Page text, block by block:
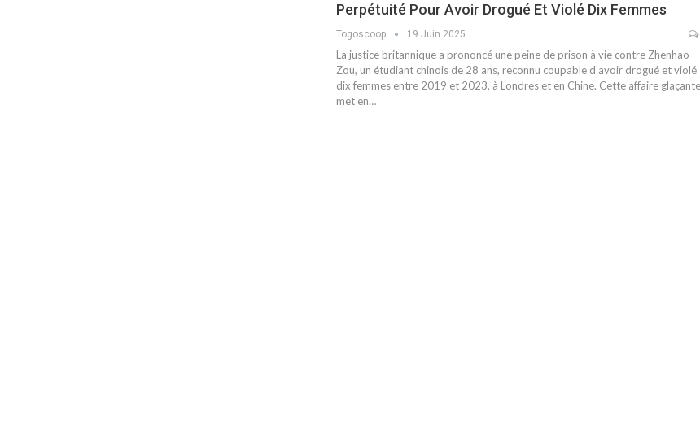
Perpétuité Pour Avoir Drogué Et Violé Dix Femmes
Togoscoop 19 Juin 2025
La justice britannique a prononcé une peine de prison à vie contre Zhenhao
Zou, un étudiant chinois de 28 ans, reconnu coupable d’avoir drogué et violé
dix femmes entre 2019 et 2023, à Londres et en Chine. Cette affaire glaçante
met en…